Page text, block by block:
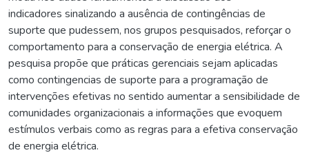
indicadores sinalizando a ausência de contingências de
suporte que pudessem, nos grupos pesquisados, reforçar o
comportamento para a conservação de energia elétrica. A
pesquisa propõe que práticas gerenciais sejam aplicadas
como contingencias de suporte para a programação de
intervenções efetivas no sentido aumentar a sensibilidade de
comunidades organizacionais a informações que evoquem
estímulos verbais como as regras para a efetiva conservação
de energia elétrica.